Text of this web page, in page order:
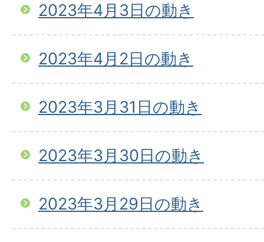
2023年4月3日の動き
2023年4月2日の動き
2023年3月31日の動き
2023年3月30日の動き
2023年3月29日の動き